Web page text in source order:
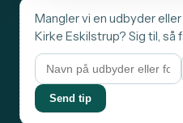
Mangler vi en udbyder
Kirke Eskilstrup? Sig til, så
Send tip